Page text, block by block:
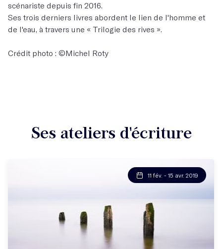
scénariste depuis fin 2016.
Ses trois derniers livres abordent le lien de l'homme et
de l'eau, à travers une « Trilogie des rives ».
Crédit photo : ©Michel Roty
Ses ateliers d'écriture
11 fév. - 15 avr. 2019